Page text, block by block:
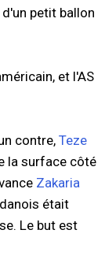
petit ballon
et l'AS
contre,Teze
la surface côté
Zakaria
était
Le but est